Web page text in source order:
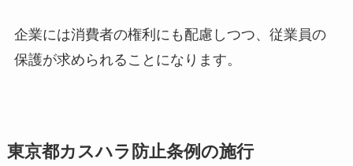
企業には消費者の権利にも配慮しつつ、従業員の
保護が求められることになります。
東京都カスハラ防止条例の施行